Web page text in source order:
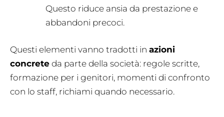
Questo riduce ansia da prestazione e
abbandoni precoci.
Questi elementi vanno tradotti in azioni
concrete da parte della società: regole scritte,
formazione per i genitori, momenti di confronto
con lo staff, richiami quando necessario.